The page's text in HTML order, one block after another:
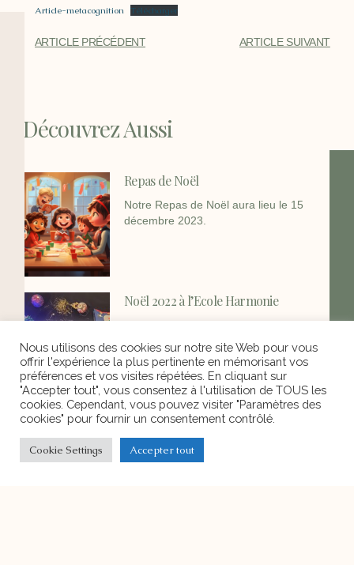
Article-metacognition Télécharger
ARTICLE PRÉCÉDENT ARTICLE SUIVANT
Découvrez Aussi
Repas de Noël
Notre Repas de Noël aura lieu le 15
décembre 2023.
Noël 2022 à l’Ecole Harmonie
Portes ouvertes
Deux possibilités s’offrent à vous pour
découvrir l’Ecole Harmonie :
Nous utilisons des cookies sur notre site Web pour vous
offrir l'expérience la plus pertinente en mémorisant vos
préférences et vos visites répétées. En cliquant sur
"Accepter tout", vous consentez à l'utilisation de TOUS les
cookies. Cependant, vous pouvez visiter "Paramètres des
cookies" pour fournir un consentement contrôlé.
Cookie Settings Accepter tout